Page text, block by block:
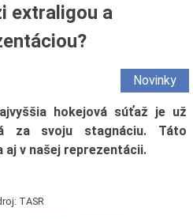
extraligou a
Novinky
hokejová súťaž je už
za svoju stagnáciu. Táto
v našej reprezentácii.
TASR